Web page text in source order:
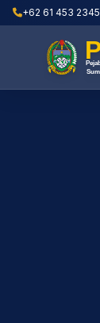
+62 61 453 2345